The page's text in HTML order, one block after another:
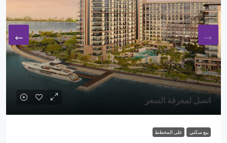
اتصل لمعرفة السعر
بيع سكني على المخطط